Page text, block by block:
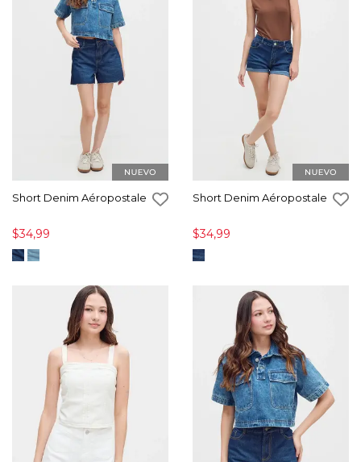
Short Denim Aéropostale
$34,99
Short Denim Aéropostale
$34,99